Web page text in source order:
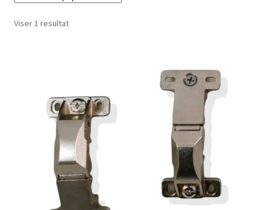
Kontakt
Viser 1 resultat